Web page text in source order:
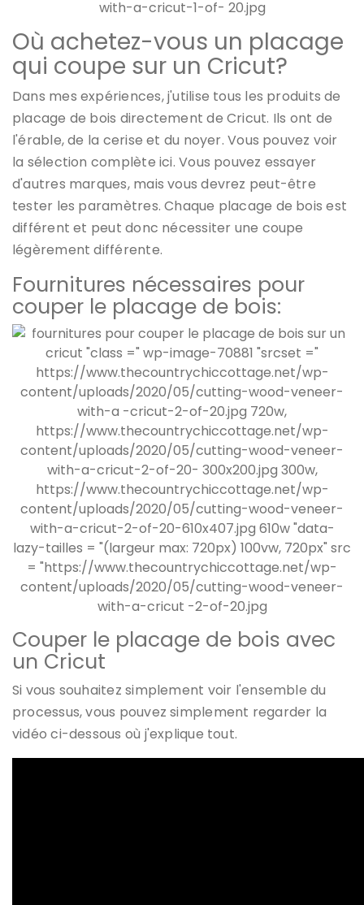
Où achetez-vous un placage
qui coupe sur un Cricut?
Dans mes expériences, j'utilise tous les produits de
placage de bois directement de Cricut. Ils ont de
l'érable, de la cerise et du noyer. Vous pouvez voir
la sélection complète ici. Vous pouvez essayer
d'autres marques, mais vous devrez peut-être
tester les paramètres. Chaque placage de bois est
différent et peut donc nécessiter une coupe
légèrement différente.
Fournitures nécessaires pour
couper le placage de bois:
Couper le placage de bois avec
un Cricut
Si vous souhaitez simplement voir l'ensemble du
processus, vous pouvez simplement regarder la
vidéo ci-dessous où j'explique tout.